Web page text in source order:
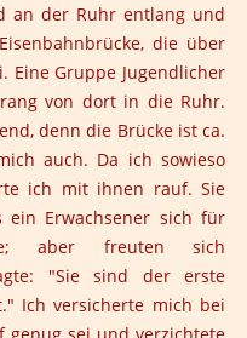
an der Ruhr entlang und
die über
Eine Gruppe Jugendlicher
von dort in die Ruhr.
denn die Brücke ist ca.
auch. Da ich sowieso
ich mit ihnen rauf. Sie
ein Erwachsener sich für
aber freuten sich
"Sie sind der erste
Ich versicherte mich bei